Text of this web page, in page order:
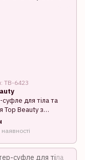
TB-6423
для тіла та
Top Beauty з
ананасу 150 мл